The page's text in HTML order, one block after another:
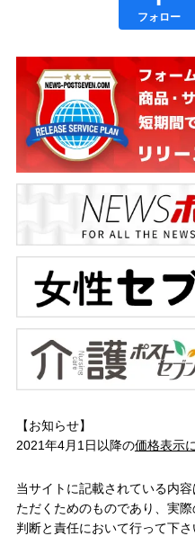
フォロー
【お知らせ】
2021年4月1日以降の価格表示
当サイトに記載されている内
ただくためのものであり、実
判断と責任において行って下